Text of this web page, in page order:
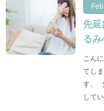
Feb
先延
るみ
こん
てし
す。
して